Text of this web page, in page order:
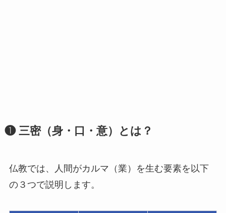
❶ 三密（身・口・意）とは？
仏教では、人間がカルマ（業）を生む要素を以下
の３つで説明します。